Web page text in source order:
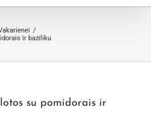
ir baziliku
su pomidorais ir